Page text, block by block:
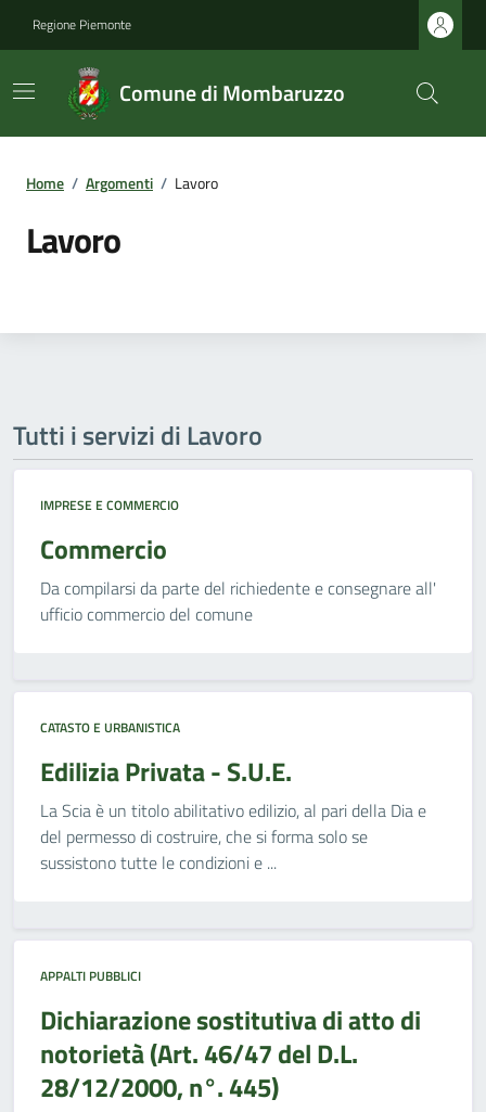
Regione Piemonte
Comune di Mombaruzzo
Home / Argomenti / Lavoro
Lavoro
Tutti i servizi di Lavoro
IMPRESE E COMMERCIO
Commercio
Da compilarsi da parte del richiedente e consegnare all'
ufficio commercio del comune
CATASTO E URBANISTICA
Edilizia Privata - S.U.E.
La Scia è un titolo abilitativo edilizio, al pari della Dia e
del permesso di costruire, che si forma solo se
sussistono tutte le condizioni e ...
APPALTI PUBBLICI
Dichiarazione sostitutiva di atto di
notorietà (Art. 46/47 del D.L.
28/12/2000, n°. 445)